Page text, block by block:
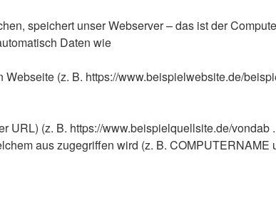
speichert unser Webserver – das ist der
Daten wie
(z. B. https://www.beispielwebsite.de/
URL) (z. B. https://www.beispielquellsite.de/vondab
aus zugegriffen wird (z. B. COMPUTERNAME